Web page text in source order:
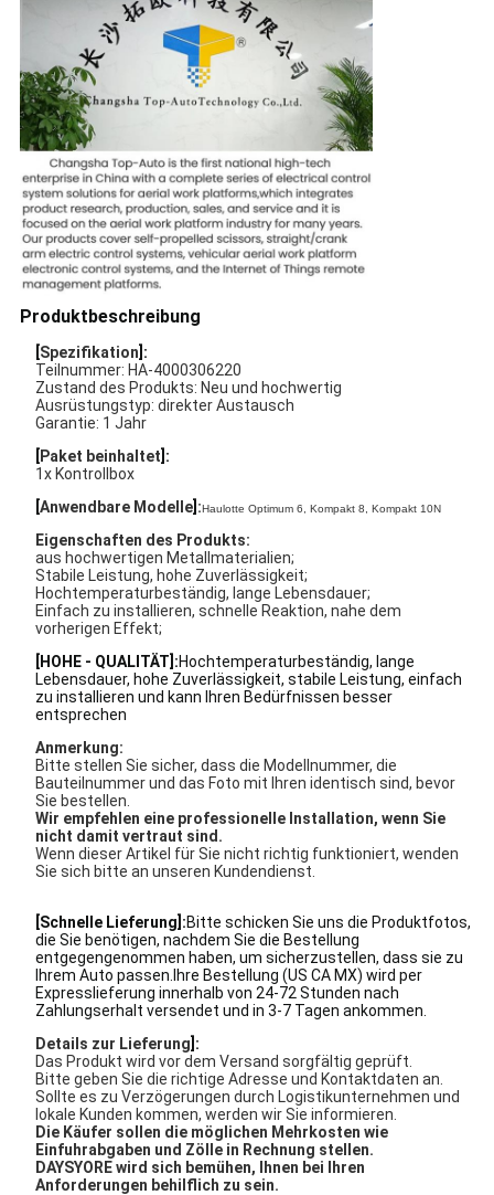
Produktbeschreibung
Spezifikation ]:
Teilnummer: HA-4000306220
Zustand des Produkts: Neu und hochwertig
Ausrüstungstyp: direkter Austausch
Garantie: 1 Jahr
Paket beinhaltet ]:
1x Kontrollbox
Anwendbare Modelle] :Haulotte Optimum 6, Kompakt 8, Kompakt 10N
Eigenschaften des Produkts:
aus hochwertigen Metallmaterialien;
Stabile Leistung, hohe Zuverlässigkeit;
Hochtemperaturbeständig, lange Lebensdauer;
Einfach zu installieren, schnelle Reaktion, nahe dem
vorherigen Effekt;
[HOHE - QUALITÄT]:Hochtemperaturbeständig, lange
Lebensdauer, hohe Zuverlässigkeit, stabile Leistung, einfach
zu installieren und kann Ihren Bedürfnissen besser
entsprechen
Anmerkung:
Bitte stellen Sie sicher, dass die Modellnummer, die
Bauteilnummer und das Foto mit Ihren identisch sind, bevor
Sie bestellen.
Wir empfehlen eine professionelle Installation, wenn Sie
nicht damit vertraut sind.
Wenn dieser Artikel für Sie nicht richtig funktioniert, wenden
Sie sich bitte an unseren Kundendienst.
[Schnelle Lieferung]:Bitte schicken Sie uns die Produktfotos,
die Sie benötigen, nachdem Sie die Bestellung
entgegengenommen haben, um sicherzustellen, dass sie zu
Ihrem Auto passen.Ihre Bestellung (US CA MX) wird per
Expresslieferung innerhalb von 24-72 Stunden nach
Zahlungserhalt versendet und in 3-7 Tagen ankommen.
Details zur Lieferung ]:
Das Produkt wird vor dem Versand sorgfältig geprüft.
Bitte geben Sie die richtige Adresse und Kontaktdaten an.
Sollte es zu Verzögerungen durch Logistikunternehmen und
lokale Kunden kommen, werden wir Sie informieren.
Die Käufer sollen die möglichen Mehrkosten wie
Einfuhrabgaben und Zölle in Rechnung stellen.
DAYSYORE wird sich bemühen, Ihnen bei Ihren
Anforderungen behilflich zu sein.